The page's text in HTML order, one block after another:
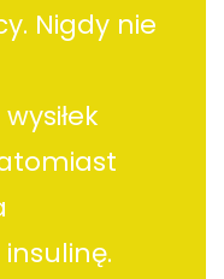
Nigdy nie